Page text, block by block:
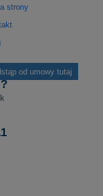
strony
od umowy tutaj
nasz profil na